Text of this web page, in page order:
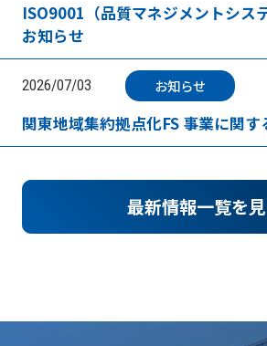
ISO9001（品質マネジメントシス
お知らせ
2026/07/03 お知らせ
関東地域集約拠点化FS 事業に関す
最新情報一覧を